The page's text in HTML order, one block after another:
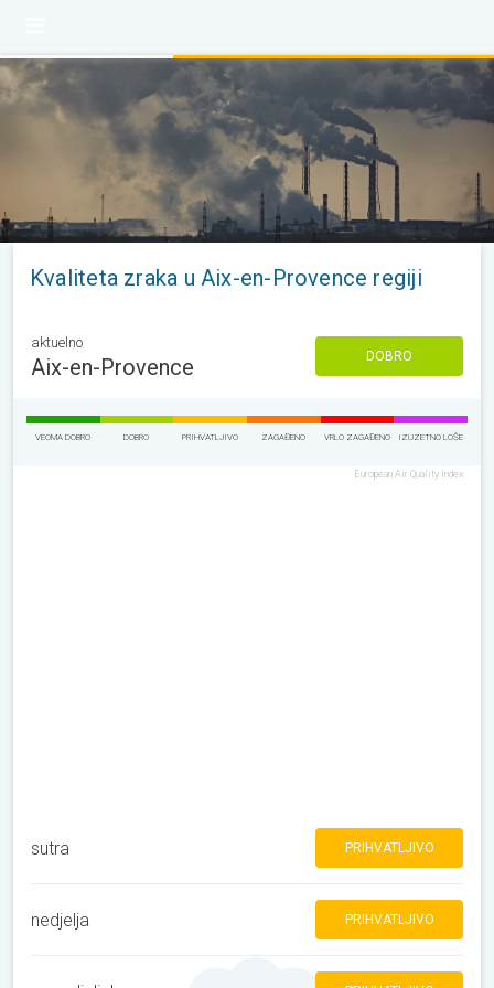
Kvaliteta zraka u Aix-en-Provence regiji
aktuelno
Aix-en-Provence DOBRO
VEOMA DOBRO DOBRO PRIHVATLJIVO ZAGAĐENO VRLO ZAGAĐENO IZUZETNO LOŠE
European Air Quality Index
sutra PRIHVATLJIVO
nedjelja PRIHVATLJIVO